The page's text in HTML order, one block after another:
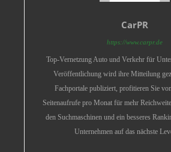
CarPR
https://www.carpr.de
Top-Vernetzung Auto und Verkehr für
Veröffentlichung wird ihre Mitteilung
Fachportale publiziert, profitieren Sie
Seitenaufrufe pro Monat für mehr
den Suchmaschinen und ein besseres
Unternehmen auf das nächste